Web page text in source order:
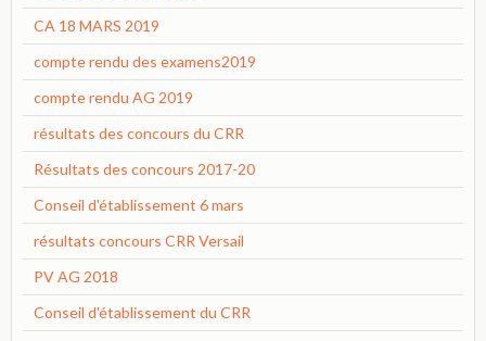
CA 18 MARS 2019
compte rendu des examens2019
compte rendu AG 2019
résultats des concours du CRR
Résultats des concours 2017-20
Conseil d'établissement 6 mars
résultats concours CRR Versail
PV AG 2018
Conseil d'établissement du CRR